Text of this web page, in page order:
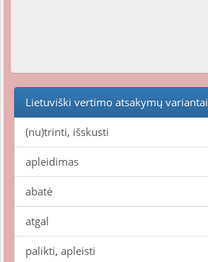
Lietuviški vertimo atsakymų variantai
(nu)trinti, išskusti
apleidimas
abatė
atgal
palikti, apleisti